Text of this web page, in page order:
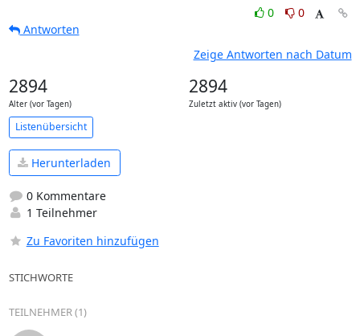
0
0
Antworten
Zeige Antworten nach Datum
2894
Alter (vor Tagen)
2894
Zuletzt aktiv (vor Tagen)
Listenübersicht
Herunterladen
0 Kommentare
1 Teilnehmer
Zu Favoriten hinzufügen
STICHWORTE
TEILNEHMER (1)